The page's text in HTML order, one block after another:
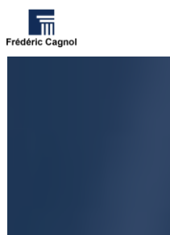
Panneau de gestion des cookies